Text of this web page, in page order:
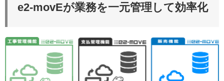
e2-movEが業務を一元管理して効率化